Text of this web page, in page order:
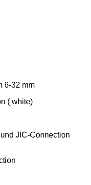
6-32 mm
( white)
JIC-Connection